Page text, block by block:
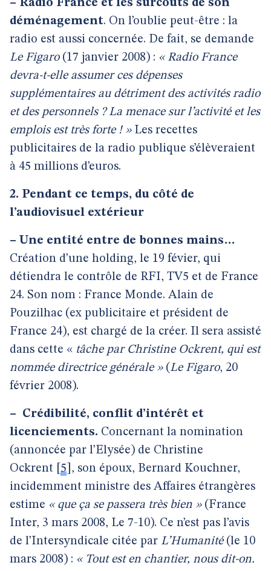
– Radio France et les surcoûts de son
déménagement. On l’oublie peut-être : la
radio est aussi concernée. De fait, se demande
Le Figaro (17 janvier 2008) : « Radio France
devra-t-elle assumer ces dépenses
supplémentaires au détriment des activités radio
et des personnels ? La menace sur l’activité et les
emplois est très forte ! » Les recettes
publicitaires de la radio publique s’élèveraient
à 45 millions d’euros.
2. Pendant ce temps, du côté de
l’audiovisuel extérieur
– Une entité entre de bonnes mains…
Création d’une holding, le 19 févier, qui
détiendra le contrôle de RFI, TV5 et de France
24. Son nom : France Monde. Alain de
Pouzilhac (ex publicitaire et président de
France 24), est chargé de la créer. Il sera assisté
dans cette « tâche par Christine Ockrent, qui est
nommée directrice générale »(Le Figaro, 20
février 2008).
– Crédibilité, conflit d’intérêt et
licenciements. Concernant la nomination
(annoncée par l’Elysée) de Christine
Ockrent 5 , son époux, Bernard Kouchner,
incidemment ministre des Affaires étrangères
estime « que ça se passera très bien »(France
Inter, 3 mars 2008, Le 7-10). Ce n’est pas l’avis
de l’Intersyndicale citée par L’Humanité(le 10
mars 2008) : « Tout est en chantier, nous dit-on.